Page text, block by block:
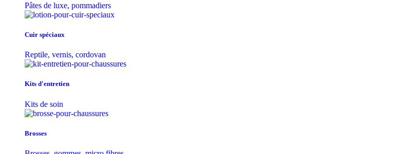
Pâtes de luxe, pommadiers
Cuir spéciaux
Reptile, vernis, cordovan
Kits d'entretien
Kits de soin
Brosses